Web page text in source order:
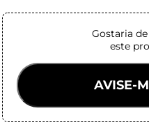
Gostaria
este
AVISE-